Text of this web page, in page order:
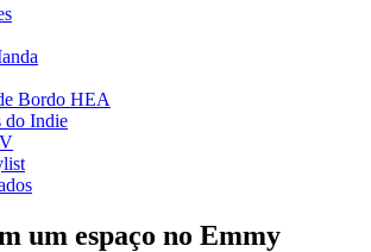
Bordo HEA
do Indie
um espaço no Emmy